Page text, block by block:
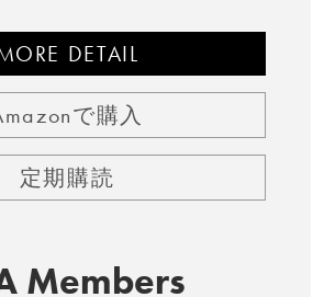
DETAIL
で購入
定期購読
Members